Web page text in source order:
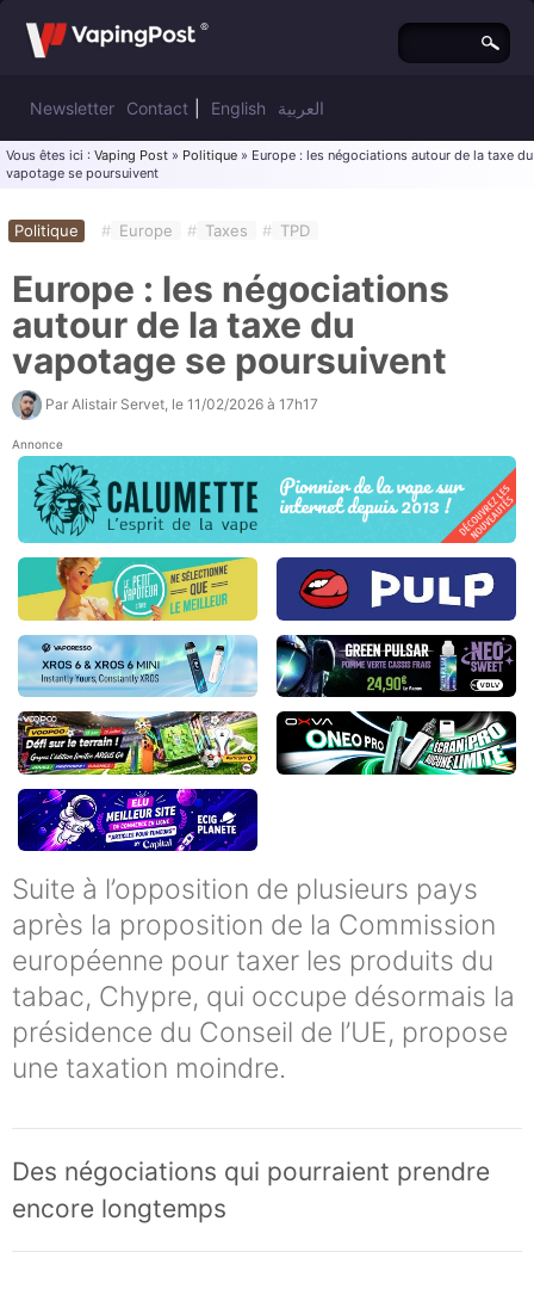
Newsletter Contact English العربية
Vous êtes ici : Vaping Post » Politique » Europe : les négociations autour de la taxe du
vapotage se poursuivent
Politique # Europe # Taxes # TPD
Europe : les négociations
autour de la taxe du
vapotage se poursuivent
Par Alistair Servet , le 11/02/2026 à 17h17
Annonce
Suite à l’opposition de plusieurs pays
après la proposition de la Commission
européenne pour taxer les produits du
tabac, Chypre, qui occupe désormais la
présidence du Conseil de l’UE, propose
une taxation moindre.
Des négociations qui pourraient prendre
encore longtemps